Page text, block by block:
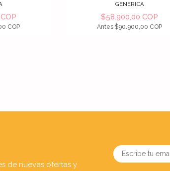
COP
GENERICA
$58.900,00 COP
Antes $90.900,00 COP
de nuevas ofertas y